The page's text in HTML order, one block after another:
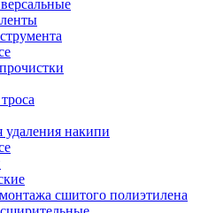
удаления накипи
сшитого полиэтилена